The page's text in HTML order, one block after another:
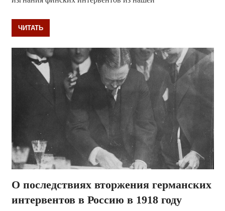
ЧИТАТЬ
О последствиях вторжения германских
интервентов в Россию в 1918 году